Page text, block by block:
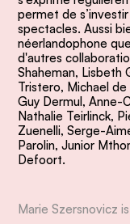
permet de
spectacles. Aussi
néerlandophone
d'autres
Shaheman, Lisbeth
Tristero, Michael de
Guy Dermul, Anne-
Nathalie Teirlinck,
Zuenelli, Serge-
Parolin, Junior
Defoort.
Marie Szersnovicz